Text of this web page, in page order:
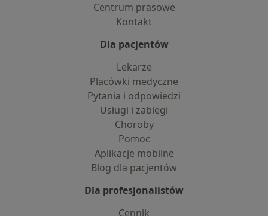
Centrum prasowe
Kontakt
Dla pacjentów
Lekarze
Placówki medyczne
Pytania i odpowiedzi
Usługi i zabiegi
Choroby
Pomoc
Aplikacje mobilne
Blog dla pacjentów
Dla profesjonalistów
Cennik